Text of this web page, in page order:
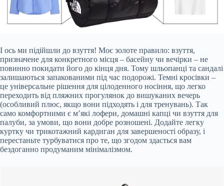
І ось ми підійшли до взуття! Моє золоте правило: взуття,
призначене для конкретного місця – басейну чи вечірки – не
повинно покидати його до кінця дня. Тому шльопанці та сандалі
залишаються запакованими під час подорожі. Темні кросівки –
це універсальне рішення для цілоденного носіння, що легко
переходить від пляжних прогулянок до вишуканих вечерь
(особливий плюс, якщо вони підходять і для тренувань). Так
само комфортними є м’які лофери, домашні капці чи взуття для
палуби, за умови, що вони добре розношені. Додайте легку
куртку чи трикотажний кардиган для завершеності образу, і
перестаньте турбуватися про те, що згодом здасться вам
бездоганно продуманим мінімалізмом.